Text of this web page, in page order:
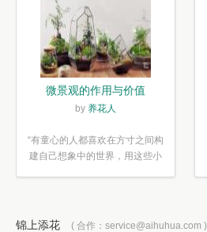
微景观的作用与价值
by 养花人
“有童心的人都喜欢在方寸之间构
建自己想象中的世界，用这些小
锦上添花 ( 合作：service@aihuhua.com )